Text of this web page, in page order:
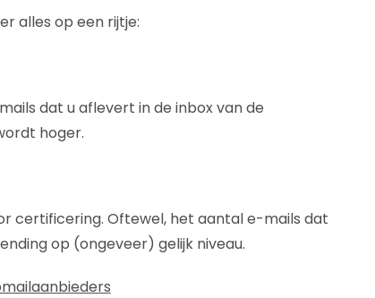
alles op een rijtje:
dat u aflevert in de inbox van de
hoger.
certificering. Oftewel, het aantal e-mails dat
op (ongeveer) gelijk niveau.